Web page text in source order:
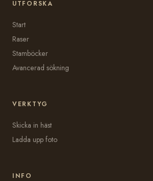
UTFORSKA
Start
Raser
Stamböcker
Avancerad sökning
VERKTYG
Skicka in häst
Ladda upp foto
INFO